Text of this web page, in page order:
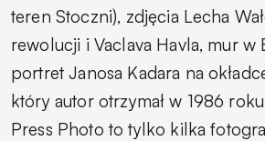
teren Stoczni), zdjęcia Lecha
rewolucji i Vaclava Havla, mur w
portret Janosa Kadara na
który autor otrzymał w 1986
Press Photo to tylko kilka